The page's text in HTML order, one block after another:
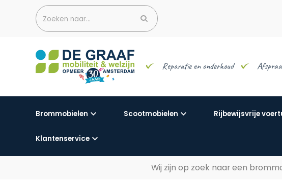
Zoeken naar...
Reparatie en onderhoud
Brommobielen Scootmobielen Rijbewijsvrije
Klantenservice
Wij zijn op zoek naar een